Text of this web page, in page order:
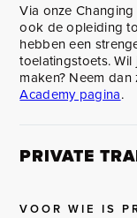
Via onze
ook de opleiding
hebben een
toelatingstoets.
maken? Neem
Academy pagina.
PRIVATE
VOOR WIE IS